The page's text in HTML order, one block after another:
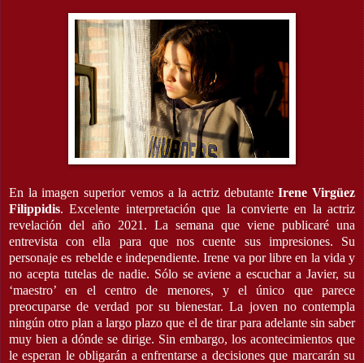
En la imagen superior vemos a la actriz debutanteIrene Virgüez
Filippidis. Excelente interpretación que la convierte en la actriz
revelación del año 2021. La semana que viene publicaré una
entrevista con ella para que nos cuente sus impresiones. Su
personaje es rebelde e independiente. Irene va por libre en la vida y
no acepta tutelas de nadie. Sólo se aviene a escuchar a Javier, su
‘maestro’ en el centro de menores, y el único que parece
preocuparse de verdad por su bienestar. La joven no contempla
ningún otro plan a largo plazo que el de tirar para adelante sin saber
muy bien a dónde se dirige. Sin embargo, los acontecimientos que
le esperan le obligarán a enfrentarse a decisiones que marcarán su